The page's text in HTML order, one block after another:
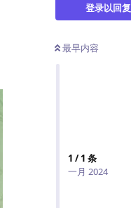
登录以回复
最早内容
1 /1 条
一月 2024